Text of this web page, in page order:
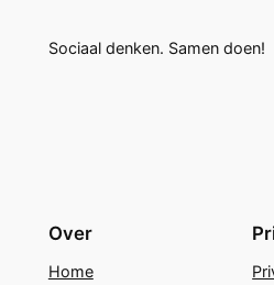
Sociaal denken. Samen doen!
Over
Home